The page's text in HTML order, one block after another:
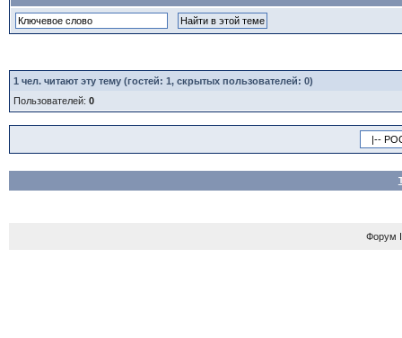
1 чел. читают эту тему (гостей: 1, скрытых пользователей: 0)
Пользователей: 0
Форум